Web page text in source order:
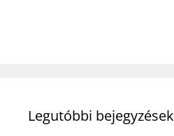
Legutóbbi bejegyzések